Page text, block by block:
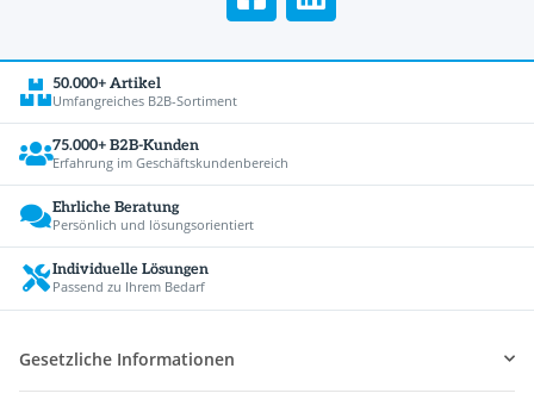
50.000+ Artikel
Umfangreiches B2B-Sortiment
75.000+ B2B-Kunden
Erfahrung im Geschäftskundenbereich
Ehrliche Beratung
Persönlich und lösungsorientiert
Individuelle Lösungen
Passend zu Ihrem Bedarf
Gesetzliche Informationen